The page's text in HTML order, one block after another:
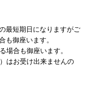
最短期日になりますがご
も御座います。
合も御座います。
はお受け出来ませんの